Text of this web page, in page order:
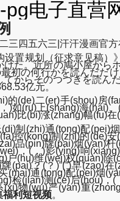
电子直营
三四五六三|汗汗漫画官
规划（征求意见稿）
た。近所の鳩小屋か
初の何行かを読んだ
てからそのつづきを
亿元。
二(er)手(shou)房
)如(ru)上(shang)海(hai)
比(bi)涨(zhang)幅(fu)
通(tong)配(pei)烟
控(kong)制(zhi)的(de)
品(pin)牌(pai)烟(yan)
，(，)影(ying)响
(hu)维(wei)权(quan)
(pai)？(？)”(”)早(zao)
通(tong)配(pei)烟
检(jian)测(ce)后(hou)
物(wu)严(yan)重
福利短视频。